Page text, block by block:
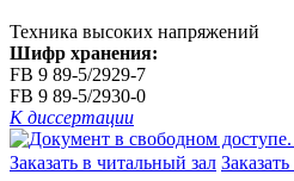
Техника высоких напряжений
Шифр хранения:
FB 9 89-5/2929-7
FB 9 89-5/2930-0
К диссертации
Заказать в читальный зал